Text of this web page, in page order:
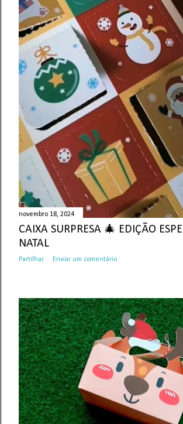
novembro 18, 2024
CAIXA SURPRESA 🎄 EDIÇÃO
NATAL
Partilhar Enviar um comentário